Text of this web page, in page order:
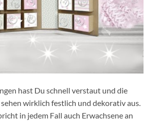
hast Du schnell verstaut und die
wirklich festlich und dekorativ aus.
in jedem Fall auch Erwachsene an